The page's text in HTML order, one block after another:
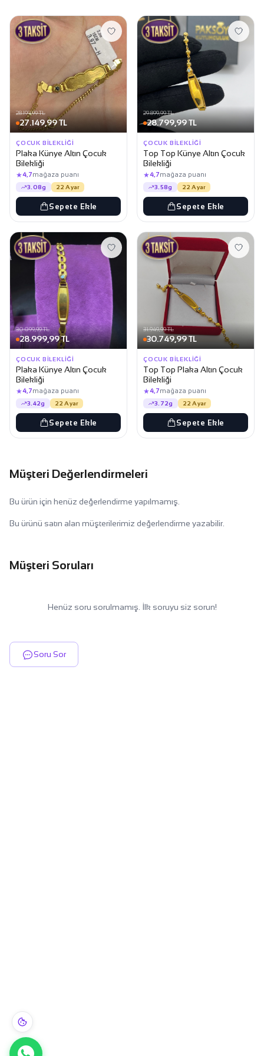
28.199,99 TL
27.149,99 TL
ÇOCUK BILEKLIĞI
Plaka Künye Altın Çocuk
Bilekliği
★4,7mağaza puanı
3.08g 22 Ayar
Sepete Ekle
29.899,99 TL
28.799,99 TL
ÇOCUK BILEKLIĞI
Top Top Künye Altın Çocuk
Bilekliği
★4,7mağaza puanı
3.58g 22 Ayar
Sepete Ekle
30.099,99 TL
28.999,99 TL
ÇOCUK BILEKLIĞI
Plaka Künye Altın Çocuk
Bilekliği
★4,7mağaza puanı
3.42g 22 Ayar
Sepete Ekle
31.949,99 TL
30.749,99 TL
ÇOCUK BILEKLIĞI
Top Top Plaka Altın Çocuk
Bilekliği
★4,7mağaza puanı
3.72g 22 Ayar
Sepete Ekle
Müşteri Değerlendirmeleri
Bu ürün için henüz değerlendirme yapılmamış.
Bu ürünü satın alan müşterilerimiz değerlendirme yazabilir.
Müşteri Soruları
Henüz soru sorulmamış. İlk soruyu siz sorun!
Soru Sor